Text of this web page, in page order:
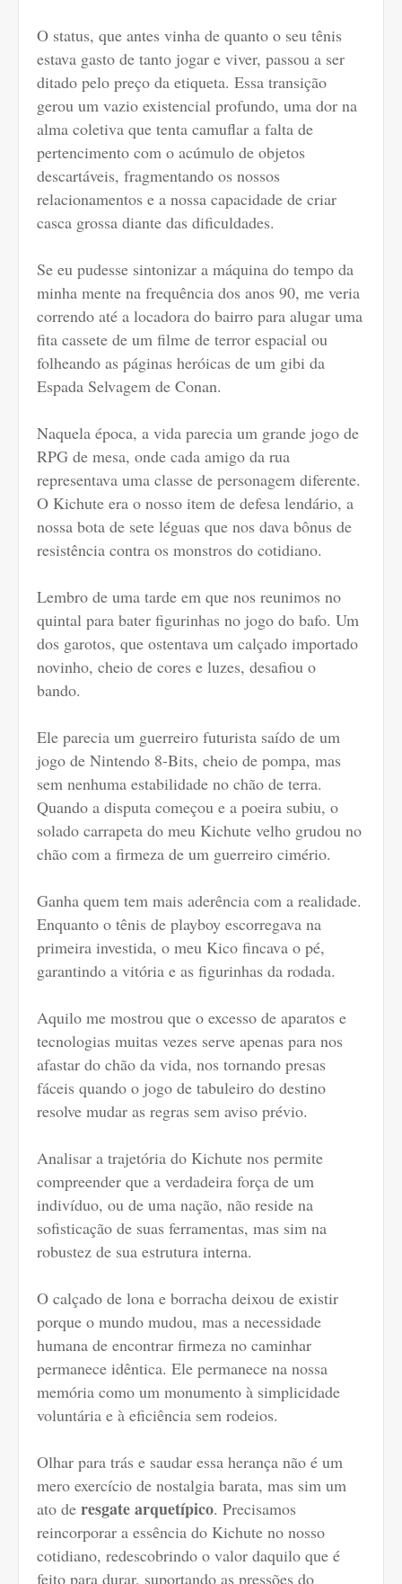
O status, que antes vinha de quanto o seu tênis
estava gasto de tanto jogar e viver, passou a ser
ditado pelo preço da etiqueta. Essa transição
gerou um vazio existencial profundo, uma dor na
alma coletiva que tenta camuflar a falta de
pertencimento com o acúmulo de objetos
descartáveis, fragmentando os nossos
relacionamentos e a nossa capacidade de criar
casca grossa diante das dificuldades.
Se eu pudesse sintonizar a máquina do tempo da
minha mente na frequência dos anos 90, me veria
correndo até a locadora do bairro para alugar uma
fita cassete de um filme de terror espacial ou
folheando as páginas heróicas de um gibi da
Espada Selvagem de Conan.
Naquela época, a vida parecia um grande jogo de
RPG de mesa, onde cada amigo da rua
representava uma classe de personagem diferente.
O Kichute era o nosso item de defesa lendário, a
nossa bota de sete léguas que nos dava bônus de
resistência contra os monstros do cotidiano.
Lembro de uma tarde em que nos reunimos no
quintal para bater figurinhas no jogo do bafo. Um
dos garotos, que ostentava um calçado importado
novinho, cheio de cores e luzes, desafiou o
bando.
Ele parecia um guerreiro futurista saído de um
jogo de Nintendo 8-Bits, cheio de pompa, mas
sem nenhuma estabilidade no chão de terra.
Quando a disputa começou e a poeira subiu, o
solado carrapeta do meu Kichute velho grudou no
chão com a firmeza de um guerreiro cimério.
Ganha quem tem mais aderência com a realidade.
Enquanto o tênis de playboy escorregava na
primeira investida, o meu Kico fincava o pé,
garantindo a vitória e as figurinhas da rodada.
Aquilo me mostrou que o excesso de aparatos e
tecnologias muitas vezes serve apenas para nos
afastar do chão da vida, nos tornando presas
fáceis quando o jogo de tabuleiro do destino
resolve mudar as regras sem aviso prévio.
Analisar a trajetória do Kichute nos permite
compreender que a verdadeira força de um
indivíduo, ou de uma nação, não reside na
sofisticação de suas ferramentas, mas sim na
robustez de sua estrutura interna.
O calçado de lona e borracha deixou de existir
porque o mundo mudou, mas a necessidade
humana de encontrar firmeza no caminhar
permanece idêntica. Ele permanece na nossa
memória como um monumento à simplicidade
voluntária e à eficiência sem rodeios.
Olhar para trás e saudar essa herança não é um
mero exercício de nostalgia barata, mas sim um
ato de resgate arquetípico. Precisamos
reincorporar a essência do Kichute no nosso
cotidiano, redescobrindo o valor daquilo que é
feito para durar, suportando as pressões do